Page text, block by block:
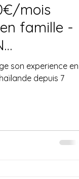
mois
famille -
son experience en